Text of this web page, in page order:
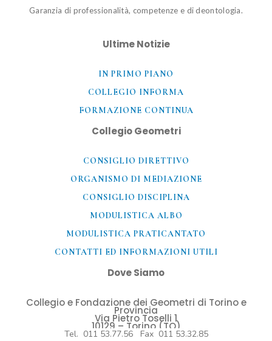
Garanzia di professionalità, competenze e di deontologia.
Ultime Notizie
IN PRIMO PIANO
COLLEGIO INFORMA
FORMAZIONE CONTINUA
Collegio Geometri
CONSIGLIO DIRETTIVO
ORGANISMO DI MEDIAZIONE
CONSIGLIO DISCIPLINA
MODULISTICA ALBO
MODULISTICA PRATICANTATO
CONTATTI ED INFORMAZIONI UTILI​
Dove Siamo
Collegio e Fondazione dei Geometri di Torino e
Provincia
Via Pietro Toselli 1
10129 – Torino (TO)
Tel. 011 53.77.56 Fax 011 53.32.85